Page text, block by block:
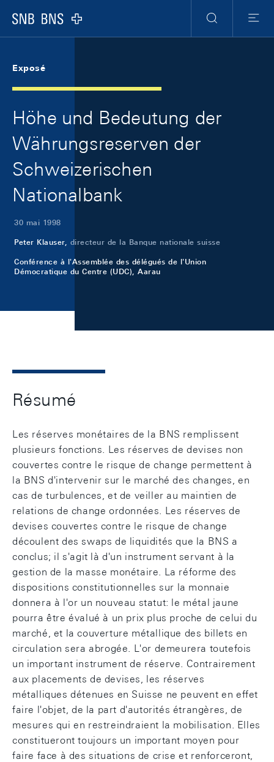
Logo
RechercheMenu
Exposé
Höhe und Bedeutung der
Währungsreserven der
Schweizerischen
Nationalbank
30 mai 1998
Peter Klauser, directeur de la Banque nationale suisse
Conférence à l'Assemblée des délégués de l'Union
Démocratique du Centre (UDC), Aarau
Résumé
Les réserves monétaires de la BNS remplissent
plusieurs fonctions. Les réserves de devises non
couvertes contre le risque de change permettent à
la BNS d'intervenir sur le marché des changes, en
cas de turbulences, et de veiller au maintien de
relations de change ordonnées. Les réserves de
devises couvertes contre le risque de change
découlent des swaps de liquidités que la BNS a
conclus; il s'agit là d'un instrument servant à la
gestion de la masse monétaire. La réforme des
dispositions constitutionnelles sur la monnaie
donnera à l'or un nouveau statut: le métal jaune
pourra être évalué à un prix plus proche de celui du
marché, et la couverture métallique des billets en
circulation sera abrogée. L'or demeurera toutefois
un important instrument de réserve. Contrairement
aux placements de devises, les réserves
métalliques détenues en Suisse ne peuvent en effet
faire l'objet, de la part d'autorités étrangères, de
mesures qui en restreindraient la mobilisation. Elles
constitueront toujours un important moyen pour
faire face à des situations de crise et renforceront,